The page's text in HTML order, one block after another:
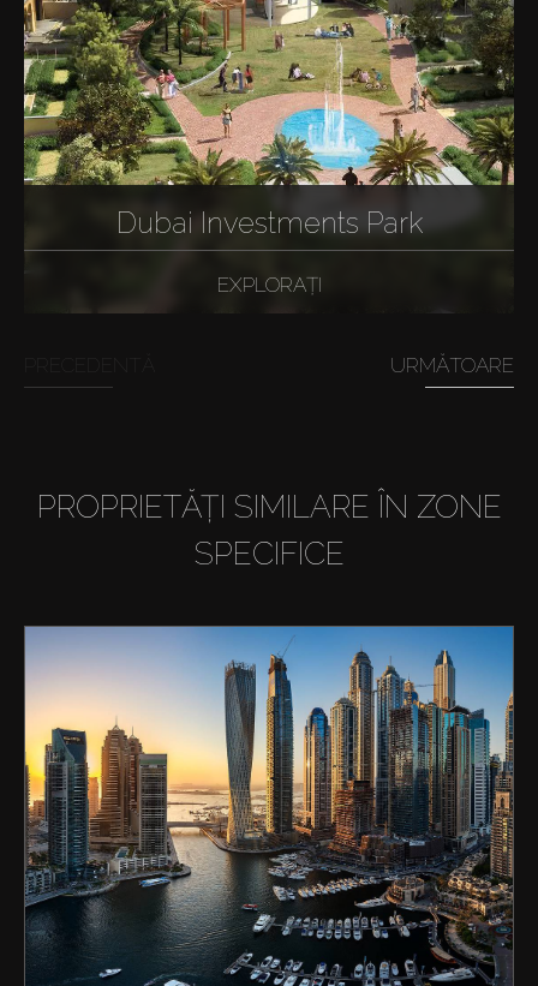
Dubai Investments Park
EXPLORAȚI
URMĂTOARE
PROPRIETĂȚI SIMILARE ÎN ZONE
SPECIFICE